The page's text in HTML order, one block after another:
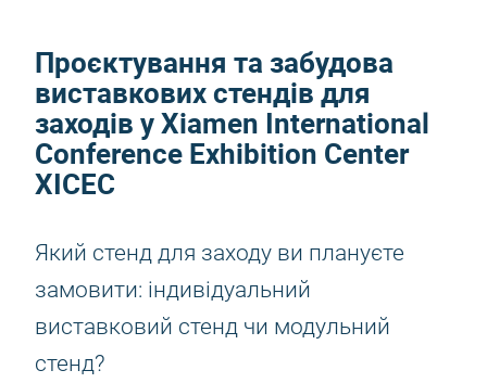
Проєктування та забудова
виставкових стендів для
заходів у Xiamen International
Conference Exhibition Center
XICEC
Який стенд для заходу ви плануєте
замовити: індивідуальний
виставковий стенд чи модульний
стенд?